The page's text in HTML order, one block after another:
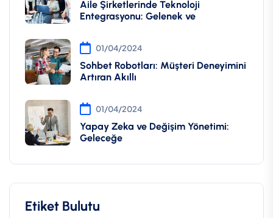
Aile Şirketlerinde Teknoloji
Entegrasyonu: Gelenek ve
01/04/2024
Sohbet Robotları: Müşteri Deneyimini
Artıran Akıllı
01/04/2024
Yapay Zeka ve Değişim Yönetimi:
Geleceğe
Etiket Bulutu